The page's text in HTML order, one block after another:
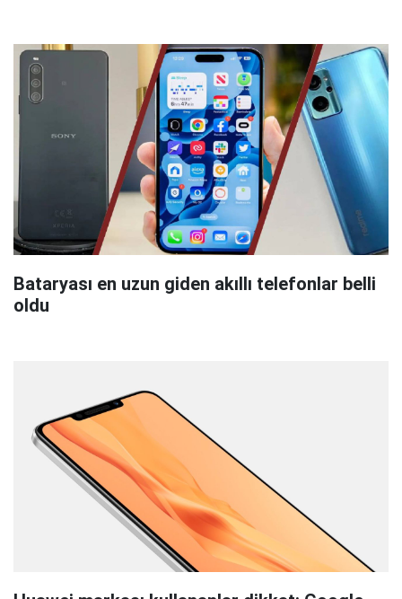
Bataryası en uzun giden akıllı telefonlar belli
oldu